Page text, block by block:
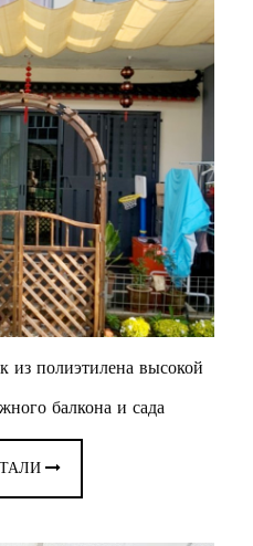
из полиэтилена высокой
балкона и сада